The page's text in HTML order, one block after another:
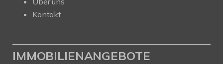
Kontakt
IMMOBILIENANGEBOTE